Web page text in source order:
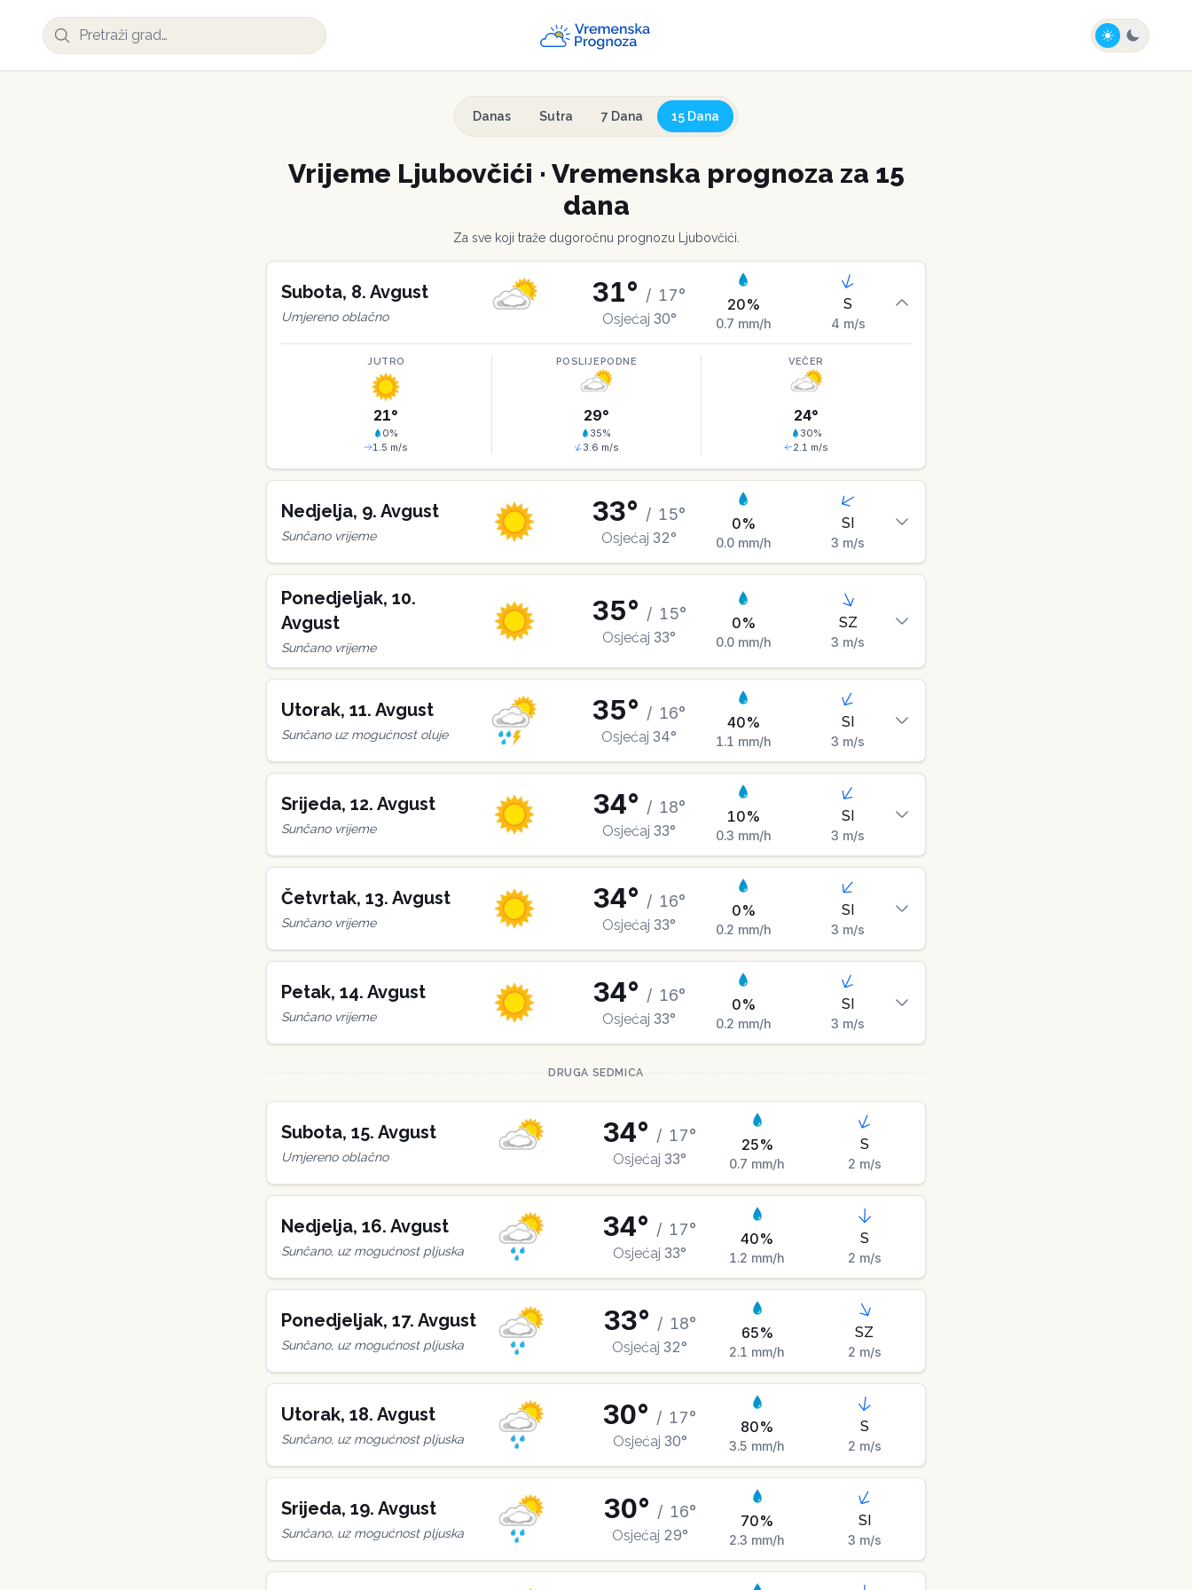
Danas Sutra 7 Dana 15 Dana
Vrijeme Ljubovčići · Vremenska prognoza za 15
dana
Za sve koji traže dugoročnu prognozu Ljubovčići
Subota, 8. Avgust
Umjereno oblačno
31° / 17°
Osjećaj 30°
20%
0.7 mm/h
S
4 m/s
JUTRO
21°
0%
1.5 m/s
POSLIJEPODNE
29°
35%
3.6 m/s
VEČER
24°
30%
2.1 m/s
Nedjelja, 9. Avgust
Sunčano vrijeme
33° / 15°
Osjećaj 32°
0%
0.0mm/h
SI
3 m/s
Ponedjeljak, 10.
Avgust
Sunčano vrijeme
35° / 15°
Osjećaj 33°
0%
0.0mm/h
SZ
3 m/s
Utorak, 11. Avgust
Sunčano uz mogućnost oluje
35° / 16°
Osjećaj 34°
40%
1.1 mm/h
SI
3 m/s
Srijeda, 12. Avgust
Sunčano vrijeme
34° / 18°
Osjećaj 33°
10%
0.3 mm/h
SI
3 m/s
Četvrtak, 13. Avgust
Sunčano vrijeme
34° / 16°
Osjećaj 33°
0%
0.2 mm/h
SI
3 m/s
Petak, 14. Avgust
Sunčano vrijeme
34° / 16°
Osjećaj 33°
0%
0.2 mm/h
SI
3 m/s
DRUGA SEDMICA
Subota, 15. Avgust
Umjereno oblačno
34° / 17°
Osjećaj 33°
25%
0.7 mm/h
S
2 m/s
Nedjelja, 16. Avgust
Sunčano, uz mogućnost pljuska
34° / 17°
Osjećaj 33°
40%
1.2 mm/h
S
2 m/s
Ponedjeljak, 17. Avgust
Sunčano, uz mogućnost pljuska
33° / 18°
Osjećaj 32°
65%
2.1 mm/h
SZ
2 m/s
Utorak, 18. Avgust
Sunčano, uz mogućnost pljuska
30° / 17°
Osjećaj 30°
80%
3.5 mm/h
S
2 m/s
Srijeda, 19. Avgust
Sunčano, uz mogućnost pljuska
30° / 16°
Osjećaj 29°
70%
2.3 mm/h
SI
3 m/s